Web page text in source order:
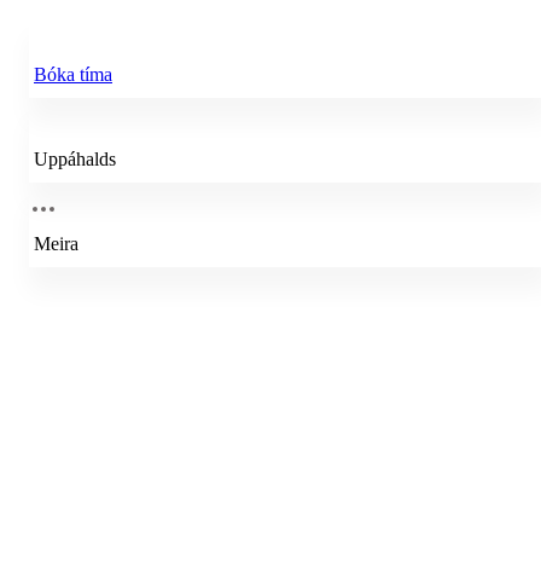
Bóka tíma
Uppáhalds
Meira